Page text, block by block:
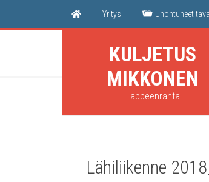
Yri­tys Unoh­tu­neet
KULJETUS
MIKKONEN
Lappeenranta
Lähi­lii­ken­ne